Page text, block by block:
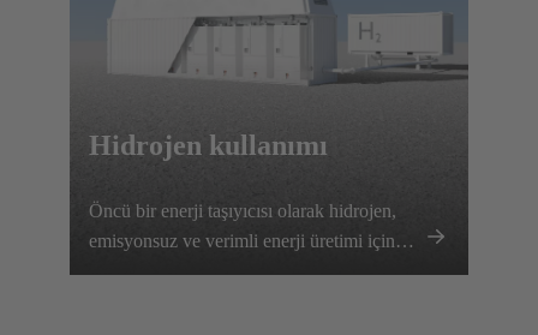
Hidrojen kullanımı
Öncü bir enerji taşıyıcısı olarak hidrojen,
emisyonsuz ve verimli enerji üretimi için
standartları belirlemektedir.